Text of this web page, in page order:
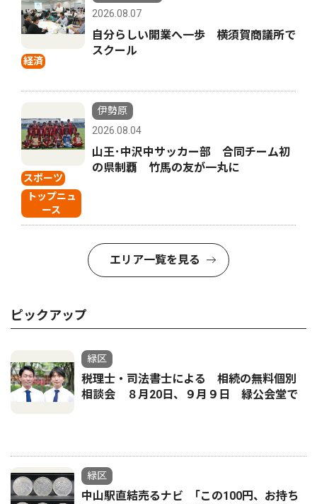
経済
2026.08.07
自分らしい開業へ一歩 横須賀商議所で
スクール
スポーツ
トップニュ
ース
伊勢原
2026.08.04
山王･中沢中サッカー部 合同チーム初
の県制覇 竹馬の友が一丸に
エリア一覧を見る
ピックアップ
緑区
税理士・司法書士による 相続の無料個別
相談会 ８月20日、９月９日 緑公会堂で
緑区
中山駅直結売るナビ ｢この100円、お持ち